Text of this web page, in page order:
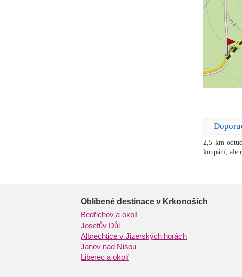
2,5 km
koupání, ale
Oblíbené destinace v Krkonoších
Bedřichov a okolí
Josefův Důl
Albrechtice v Jizerských horách
Janov nad Nisou
Liberec a okolí